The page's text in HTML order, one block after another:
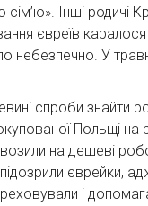
сім’ю». Інші родичі
євреїв каралося
небезпечно. У
спроби знайти
Польщі на
на дешеві
єврейки,
і